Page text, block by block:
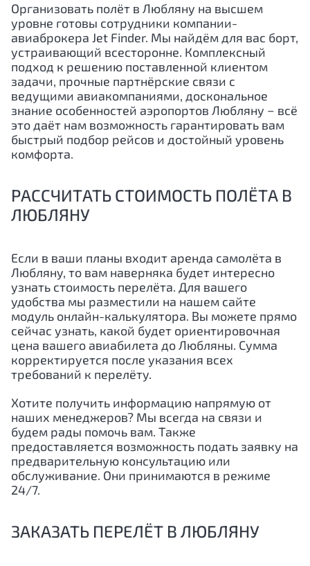
Организовать полёт в Любляну на высшем
уровне готовы сотрудники компании-
авиаброкера Jet Finder. Мы найдём для вас борт,
устраивающий всесторонне. Комплексный
подход к решению поставленной клиентом
задачи, прочные партнёрские связи с
ведущими авиакомпаниями, доскональное
знание особенностей аэропортов Любляну − всё
это даёт нам возможность гарантировать вам
быстрый подбор рейсов и достойный уровень
комфорта.
РАССЧИТАТЬ СТОИМОСТЬ ПОЛЁТА В
ЛЮБЛЯНУ
Если в ваши планы входит аренда самолёта в
Любляну, то вам наверняка будет интересно
узнать стоимость перелёта. Для вашего
удобства мы разместили на нашем сайте
модуль онлайн-калькулятора. Вы можете прямо
сейчас узнать, какой будет ориентировочная
цена вашего авиабилета до Любляны. Сумма
корректируется после указания всех
требований к перелёту.
Хотите получить информацию напрямую от
наших менеджеров? Мы всегда на связи и
будем рады помочь вам. Также
предоставляется возможность подать заявку на
предварительную консультацию или
обслуживание. Они принимаются в режиме
24/7.
ЗАКАЗАТЬ ПЕРЕЛЁТ В ЛЮБЛЯНУ